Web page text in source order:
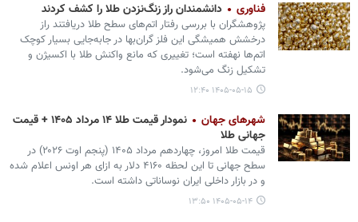
فناوری دانشمندان راز زنگ‌نزدن طلا را کشف کردند
پژوهشگران با بررسی رفتار اتم‌های سطح طلا دریافتند راز
درخشش همیشگی این فلز گران‌بها در جابه‌جایی بسیار کوچک
اتم‌ها نهفته است؛ تغییری که مانع واکنش طلا با اکسیژن و
تشکیل زنگ می‌شود.
۱۴۰۵-۰۵-۱۵ ۱۲:۴۰
شهرهای جهان
نمودار قیمت طلا ۱۴ مرداد ۱۴۰۵ + قیمت
جهانی طلا
قیمت طلا امروز، چهاردهم مرداد ۱۴۰۵ (‌پنجم اوت ۲۰۲۶) در
سطح جهانی تا این لحظه ۴۱۶۰ دلار به ازای هر اونس اعلام شده
و در بازار داخلی ایران نوساناتی داشته است.
۱۴۰۵-۰۵-۱۴ ۱۳:۵۰